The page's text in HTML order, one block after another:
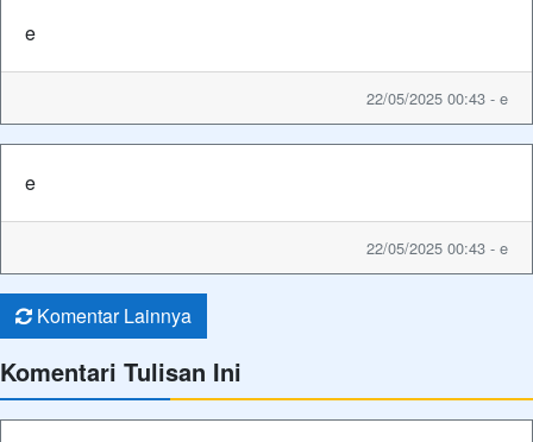
e
22/05/2025 00:43 - e
e
22/05/2025 00:43 - e
Komentar Lainnya
Komentari Tulisan Ini